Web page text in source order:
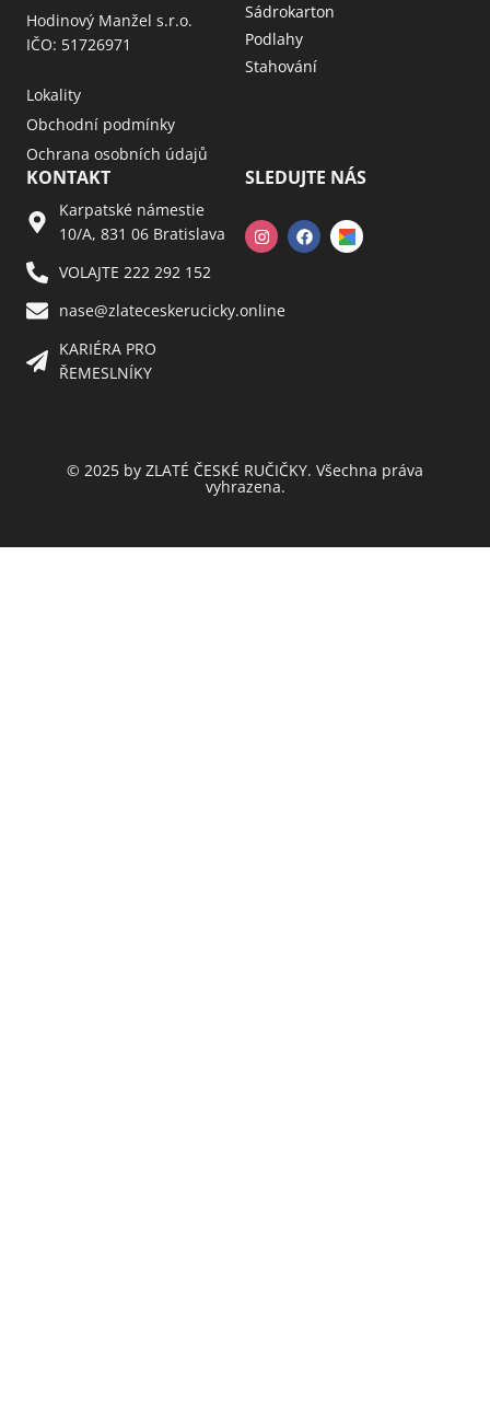
Hodinový Manžel s.r.o.
IČO: 51726971
Lokality
Obchodní podmínky
Ochrana osobních údajů
Sádrokarton
Podlahy
Stahování
KONTAKT
Karpatské námestie
10/A, 831 06 Bratislava
VOLAJTE 222 292 152
nase@zlateceskerucicky.online
KARIÉRA PRO
ŘEMESLNÍKY
SLEDUJTE NÁS
© 2025 by ZLATÉ ČESKÉ RUČIČKY. Všechna práva
vyhrazena.